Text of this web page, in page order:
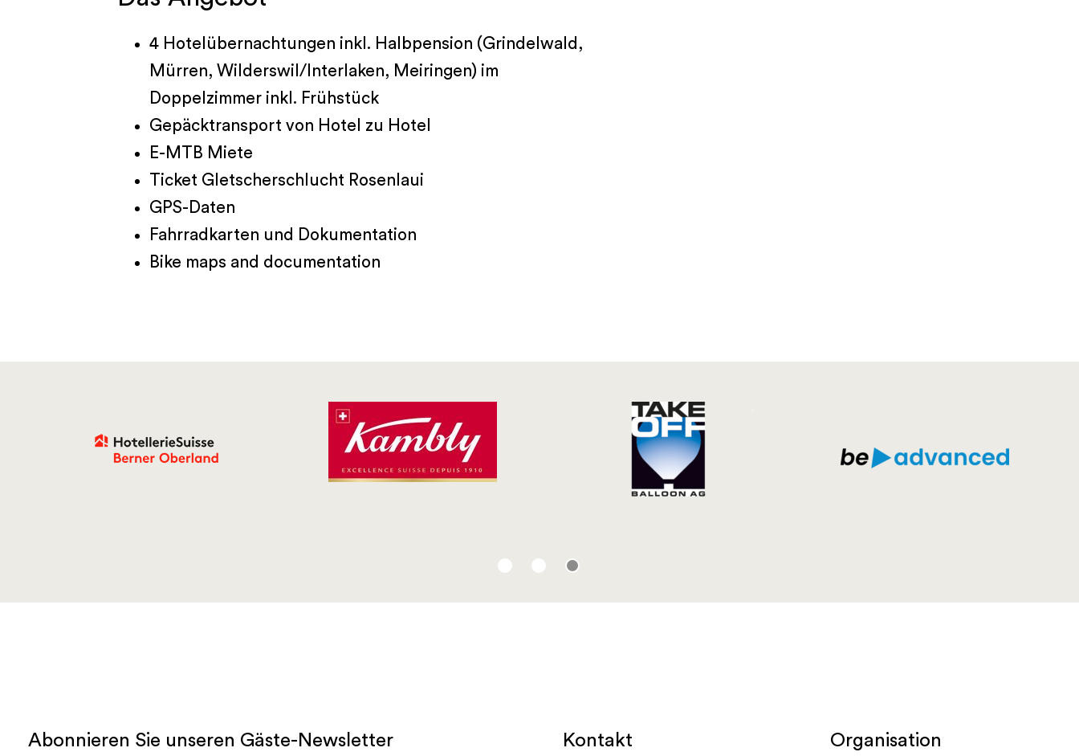
4 Hotelübernachtungen inkl. Halbpension (Grindelwald,
Mürren, Wilderswil/Interlaken, Meiringen) im
Doppelzimmer inkl. Frühstück
Gepäcktransport von Hotel zu Hotel
E-MTB Miete
Ticket Gletscherschlucht Rosenlaui
GPS-Daten
Fahrradkarten und Dokumentation
Bike maps and documentation
Kontakt Organisation